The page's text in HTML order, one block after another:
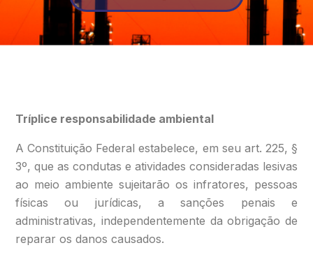
Tríplice responsabilidade ambiental
A Constituição Federal estabelece, em seu art. 225, §
3º, que as condutas e atividades consideradas lesivas
ao meio ambiente sujeitarão os infratores, pessoas
físicas ou jurídicas, a sanções penais e
administrativas, independentemente da obrigação de
reparar os danos causados.